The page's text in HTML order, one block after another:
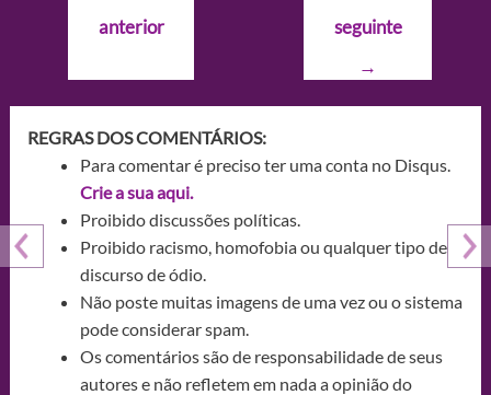
Postanterior
seguinte
→
REGRAS DOS COMENTÁRIOS:
Para comentar é preciso ter uma conta no Disqus.
Crie a sua aqui.
Proibido discussões políticas.
Proibido racismo, homofobia ou qualquer tipo de
discurso de ódio.
Não poste muitas imagens de uma vez ou o sistema
pode considerar spam.
Os comentários são de responsabilidade de seus
autores e não refletem em nada a opinião do